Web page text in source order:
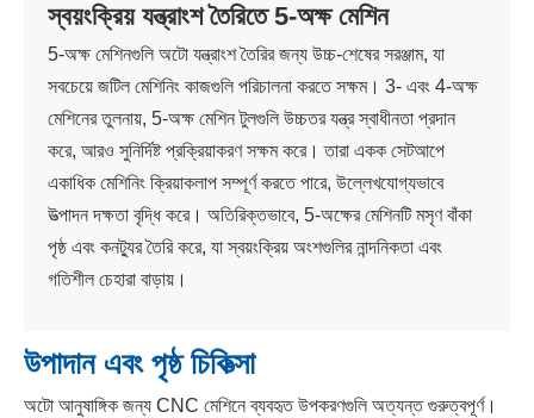
স্বয়ংক্রিয় যন্ত্রাংশ তৈরিতে 5-অক্ষ মেশিন
5-অক্ষ মেশিনগুলি অটো যন্ত্রাংশ তৈরির জন্য উচ্চ-শেষের সরঞ্জাম, যা
সবচেয়ে জটিল মেশিনিং কাজগুলি পরিচালনা করতে সক্ষম। 3- এবং 4-অক্ষ
মেশিনের তুলনায়, 5-অক্ষ মেশিন টুলগুলি উচ্চতর যন্ত্র স্বাধীনতা প্রদান
করে, আরও সুনির্দিষ্ট প্রক্রিয়াকরণ সক্ষম করে। তারা একক সেটআপে
একাধিক মেশিনিং ক্রিয়াকলাপ সম্পূর্ণ করতে পারে, উল্লেখযোগ্যভাবে
উত্পাদন দক্ষতা বৃদ্ধি করে। অতিরিক্তভাবে, 5-অক্ষের মেশিনটি মসৃণ বাঁকা
পৃষ্ঠ এবং কনট্যুর তৈরি করে, যা স্বয়ংক্রিয় অংশগুলির নান্দনিকতা এবং
গতিশীল চেহারা বাড়ায়।
উপাদান এবং পৃষ্ঠ চিকিত্সা
অটো আনুষাঙ্গিক জন্য CNC মেশিনে ব্যবহৃত উপকরণগুলি অত্যন্ত গুরুত্বপূর্ণ।